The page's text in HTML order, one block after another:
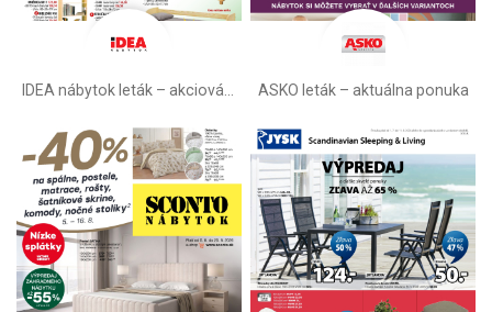
ASKO leták – aktuálna ponuka